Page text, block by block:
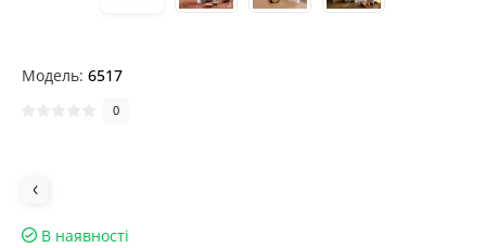
Модель: 6517
0
В наявності